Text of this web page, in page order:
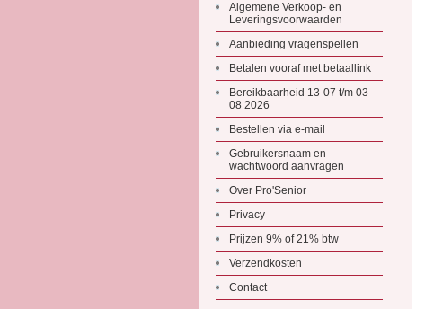
Algemene Verkoop- en
Leveringsvoorwaarden
Aanbieding vragenspellen
Betalen vooraf met betaallink
Bereikbaarheid 13-07 t/m 03-
08 2026
Bestellen via e-mail
Gebruikersnaam en
wachtwoord aanvragen
Over Pro'Senior
Privacy
Prijzen 9% of 21% btw
Verzendkosten
Contact